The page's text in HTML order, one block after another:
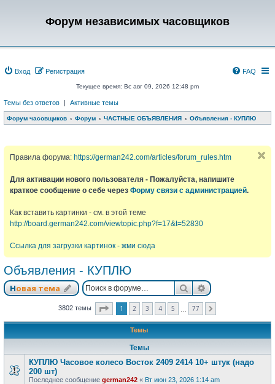
Форум независимых часовщиков
Вход Регистрация FAQ
Текущее время: Вс авг 09, 2026 12:48 pm
Темы без ответов | Активные темы
Форум часовщиков Форум ЧАСТНЫЕ ОБЪЯВЛЕНИЯ Объявления - КУПЛЮ
Правила форума: https://german242.com/articles/forum_rules.htm
Для активации нового пользователя - Пожалуйста, напишите
краткое сообщение о себе через Форму связи с администрацией.
Как вставить картинки - см. в этой теме
http://board.german242.com/viewtopic.php?f=17&t=52830
Ссылка для загрузки картинок - жми сюда
Объявления - КУПЛЮ
Новая тема ПоискРасширенный
3802 темы Страница из
1 2 3 4 5 77
Темы
Темы
КУПЛЮ Часовое колесо Восток 2409 2414 10+ штук (надо
200 шт)
Последнее сообщение german242 « Вт июн 23, 2026 1:14 am